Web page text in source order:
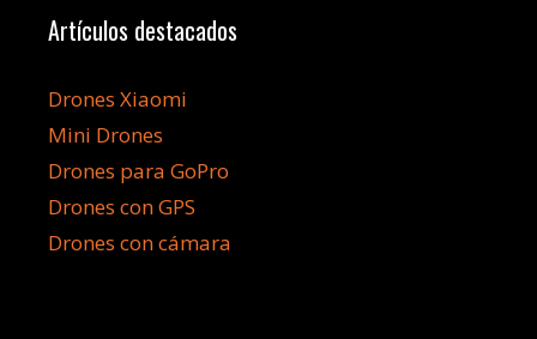
Artículos destacados
Drones Xiaomi
Mini Drones
Drones para GoPro
Drones con GPS
Drones con cámara